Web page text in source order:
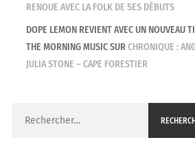
RENOUE AVEC LA FOLK DE SES DÉBUTS
DOPE LEMON REVIENT AVEC UN NOUVEAU
THE MORNING MUSICSURCHRONIQUE :
JULIA STONE – CAPE FORESTIER